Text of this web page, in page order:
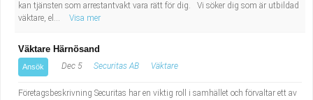
kan tjänsten som arrestantvakt vara rätt för dig. Vi söker dig som är utbildad
väktare, el...
Visa mer
Väktare Härnösand
Ansök Dec 5 Securitas AB Väktare
Företagsbeskrivning Securitas har en viktig roll i samhället och förvaltar ett av